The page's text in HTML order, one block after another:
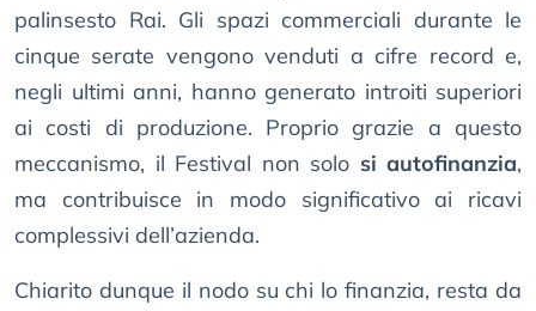
palinsesto Rai. Gli spazi commerciali durante le
cinque serate vengono venduti a cifre record e,
negli ultimi anni, hanno generato introiti superiori
ai costi di produzione. Proprio grazie a questo
meccanismo, il Festival non solo si autofinanzia,
ma contribuisce in modo significativo ai ricavi
complessivi dell’azienda.
Chiarito dunque il nodo su chi lo finanzia, resta da